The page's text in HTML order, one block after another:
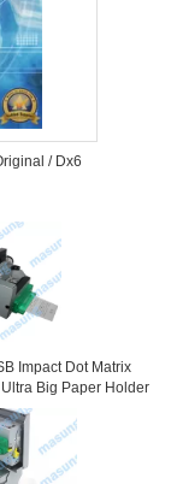
/ Dx6
Impact Dot Matrix
Big Paper Holder